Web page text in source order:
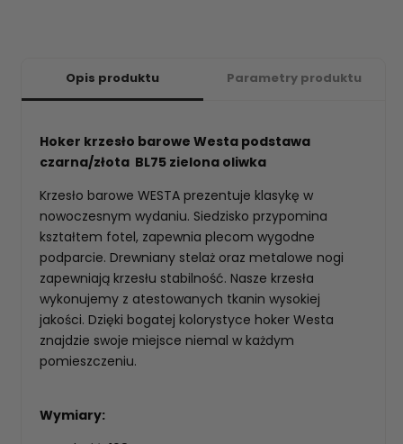
Opis produktu Parametry produktu
Hoker krzesło barowe Westa podstawa
czarna/złota BL75 zielona oliwka
Krzesło barowe WESTA prezentuje klasykę w
nowoczesnym wydaniu. Siedzisko przypomina
kształtem fotel, zapewnia plecom wygodne
podparcie. Drewniany stelaż oraz metalowe nogi
zapewniają krzesłu stabilność. Nasze krzesła
wykonujemy z atestowanych tkanin wysokiej
jakości. Dzięki bogatej kolorystyce hoker Westa
znajdzie swoje miejsce niemal w każdym
pomieszczeniu.
Wymiary: